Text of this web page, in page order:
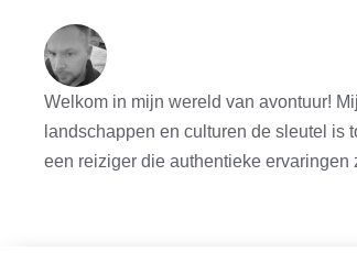
Welkom in mijn wereld van avontuur!
landschappen en culturen de sleutel is
een reiziger die authentieke